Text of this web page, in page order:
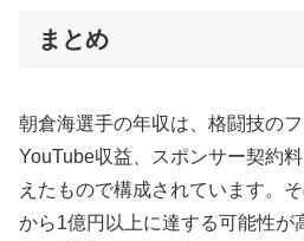
まとめ
朝倉海選手の年収は、格闘技の
YouTube収益、スポンサー契約
えたもので構成されています。
から1億円以上に達する可能性が